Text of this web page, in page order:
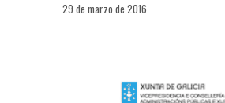
29 de marzo de 2016